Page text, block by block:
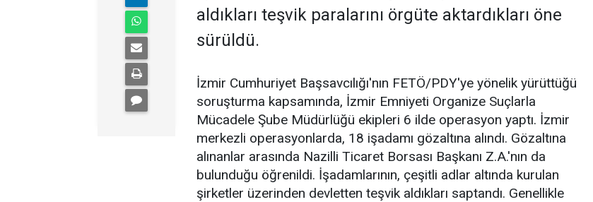
aldıkları teşvik paralarını örgüte aktardıkları öne
sürüldü.
İzmir Cumhuriyet Başsavcılığı'nın FETÖ/PDY'ye yönelik yürüttüğü
soruşturma kapsamında, İzmir Emniyeti Organize Suçlarla
Mücadele Şube Müdürlüğü ekipleri 6 ilde operasyon yaptı. İzmir
merkezli operasyonlarda, 18 işadamı gözaltına alındı. Gözaltına
alınanlar arasında Nazilli Ticaret Borsası Başkanı Z.A.'nın da
bulunduğu öğrenildi. İşadamlarının, çeşitli adlar altında kurulan
şirketler üzerinden devletten teşvik aldıkları saptandı. Genellikle